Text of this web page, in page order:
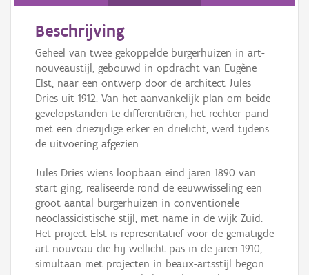
Beschrijving
Geheel van twee gekoppelde burgerhuizen in art-
nouveaustijl, gebouwd in opdracht van Eugène
Elst, naar een ontwerp door de architect Jules
Dries uit 1912. Van het aanvankelijk plan om beide
gevelopstanden te differentiëren, het rechter pand
met een driezijdige erker en drielicht, werd tijdens
de uitvoering afgezien.
Jules Dries wiens loopbaan eind jaren 1890 van
start ging, realiseerde rond de eeuwwisseling een
groot aantal burgerhuizen in conventionele
neoclassicistische stijl, met name in de wijk Zuid.
Het project Elst is representatief voor de gematigde
art nouveau die hij wellicht pas in de jaren 1910,
simultaan met projecten in beaux-artsstijl begon